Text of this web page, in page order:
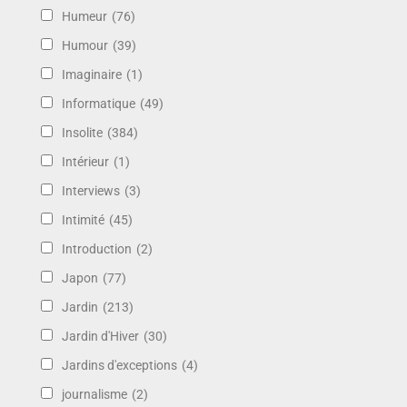
Humeur (76)
Humour (39)
Imaginaire (1)
Informatique (49)
Insolite (384)
Intérieur (1)
Interviews (3)
Intimité (45)
Introduction (2)
Japon (77)
Jardin (213)
Jardin d'Hiver (30)
Jardins d'exceptions (4)
journalisme (2)